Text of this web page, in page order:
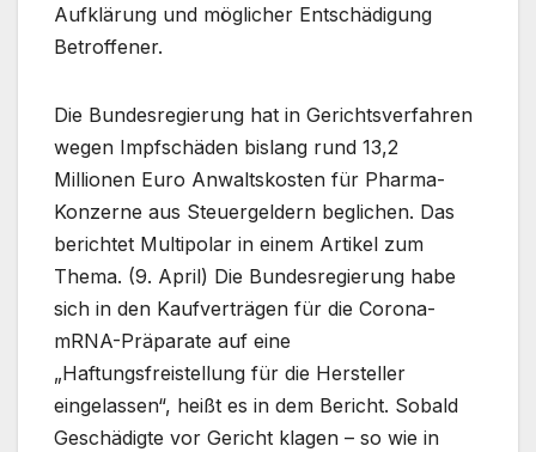
Aufklärung und möglicher Entschädigung
Betroffener.
Die Bundesregierung hat in Gerichtsverfahren
wegen Impfschäden bislang rund 13,2
Millionen Euro Anwaltskosten für Pharma-
Konzerne aus Steuergeldern beglichen. Das
berichtet Multipolar in einem Artikel zum
Thema. (9. April) Die Bundesregierung habe
sich in den Kaufverträgen für die Corona-
mRNA-Präparate auf eine
„Haftungsfreistellung für die Hersteller
eingelassen“, heißt es in dem Bericht. Sobald
Geschädigte vor Gericht klagen – so wie in